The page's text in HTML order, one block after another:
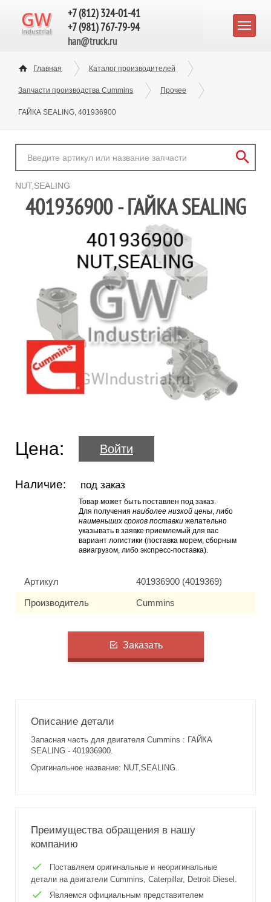
+7 (812) 324-01-41
+7 (981) 767-79-94
han@truck.ru
Главная Каталог производителей
Запчасти производства Cummins Прочее
ГАЙКА SEALING, 401936900
NUT,SEALING
401936900 - ГАЙКА SEALING
Цена: Войти
Наличие: под заказ
Товар может быть поставлен под заказ.
Для получения наиболее низкой цены, либо
наименьших сроков поставки желательно
указывать в заявке приемлемый для вас
вариант логистики (поставка морем, сборным
авиагрузом, либо экспресс-поставка).
Артикул 401936900 (4019369)
Производитель Cummins
Заказать
Описание детали
Запасная часть для двигателя Cummins : ГАЙКА
SEALING - 401936900.
Оригинальное название: NUT,SEALING.
Преимущества обращения в нашу
компанию
Поставляем оригинальные и неоригинальные
детали на двигатели Cummins, Caterpillar, Detroit Diesel.
Являемся официальным представителем